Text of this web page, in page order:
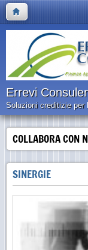
Errevi
Soluzioni creditizie per
COLLABORA CON
SINERGIE